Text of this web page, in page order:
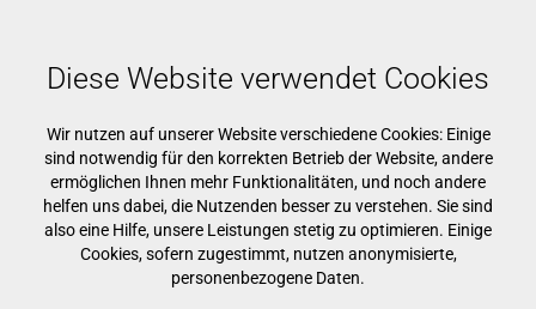
E-SHOP › PRAXIS› KRONEN & BRÜCKEN
Diese Website verwendet Cookies
Wir nutzen auf unserer Website verschiedene Cookies: Einige
sind notwendig für den korrekten Betrieb der Website, andere
ermöglichen Ihnen mehr Funktionalitäten, und noch andere
helfen uns dabei, die Nutzenden besser zu verstehen. Sie sind
also eine Hilfe, unsere Leistungen stetig zu optimieren. Einige
Cookies, sofern zugestimmt, nutzen anonymisierte,
personenbezogene Daten.